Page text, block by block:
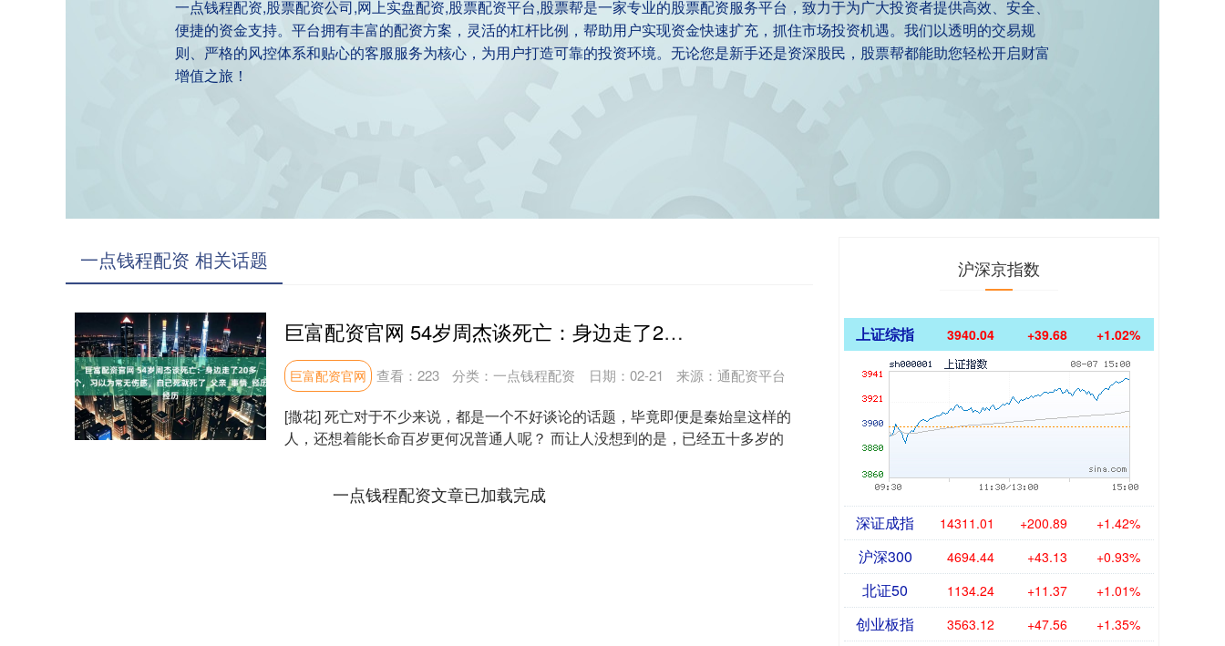
一点钱程配资,股票配资公司,网上实盘配资,股票配资平台,股票帮是一家专业的股票配资服务平台，致力于为广大投资者提供高效、安全、
便捷的资金支持。平台拥有丰富的配资方案，灵活的杠杆比例，帮助用户实现资金快速扩充，抓住市场投资机遇。我们以透明的交易规
则、严格的风控体系和贴心的客服服务为核心，为用户打造可靠的投资环境。无论您是新手还是资深股民，股票帮都能助您轻松开启财富
增值之旅！
一点钱程配资 相关话题
巨富配资官网 54岁周杰谈死亡：身边走了20多个，习以为常无伤感，自己死就死了_父亲_事情_经历
巨富配资官网 日期：02-21 来源：通配资平台
查看： 223 分类： 一点钱程配资
[撒花] 死亡对于不少来说，都是一个不好谈论的话题，毕竟即便是秦始皇这样的
人，还想着能长命百岁更何况普通人呢？ 而让人没想到的是，已经五十多岁的
一点钱程配资文章已加载完成
沪深京指数
上证综指 3940.04 +39.68 +1.02%
深证成指 14311.01 +200.89 +1.42%
沪深300 4694.44 +43.13 +0.93%
北证50 1134.24 +11.37 +1.01%
创业板指 3563.12 +47.56 +1.35%